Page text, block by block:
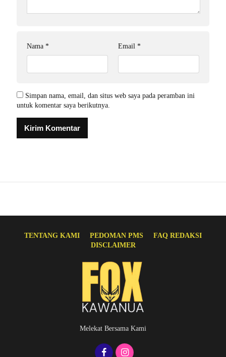
Nama * Email *
Simpan nama, email, dan situs web saya pada peramban ini
untuk komentar saya berikutnya.
TENTANG KAMI PEDOMAN PMS
FAQ REDAKSI
DISCLAIMER
Melekat Bersama Kami